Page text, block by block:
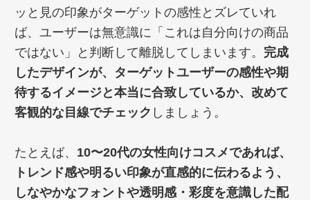
ッと見の印象がターゲットの感性とズレていれ
ば、ユーザーは無意識に「これは自分向けの商品
ではない」と判断して離脱してしまいます。 完成
したデザインが、ターゲットユーザーの感性や期
待するイメージと本当に合致しているか、改めて
客観的な目線でチェック しましょう。
たとえば、 10〜20代の女性向けコスメであれば、
トレンド感や明るい印象が直感的に伝わるよう、
しなやかなフォントや透明感・彩度を意識した配